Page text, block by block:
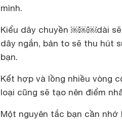
mình.
Kiểu dây chuyền ￼￼￼dài sẽ
dây ngắn, bản to sẽ thu hút
bạn.
Kết hợp và lồng nhiều vòng
loại cũng sẽ tạo nên điểm
Một nguyên tắc bạn cần nhớ